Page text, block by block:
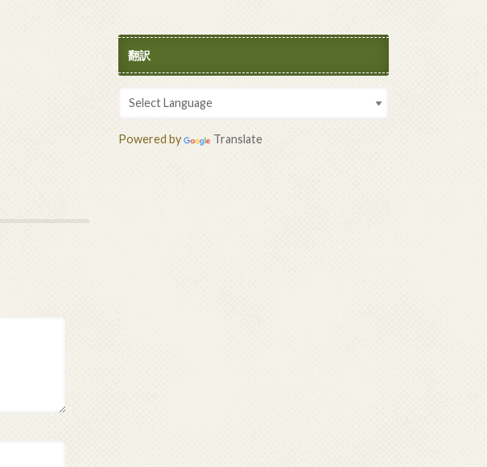
翻訳
Powered by Translate